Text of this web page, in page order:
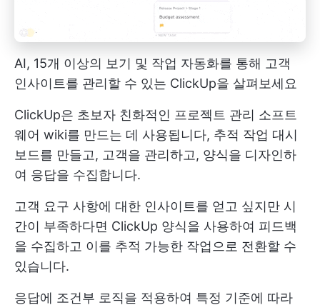
AI, 15개 이상의 보기 및 작업 자동화를 통해 고객
인사이트를 관리할 수 있는 ClickUp을 살펴보세요
ClickUp은 초보자 친화적인 프로젝트 관리 소프트
웨어 wiki를 만드는 데 사용됩니다, 추적 작업 대시
보드를 만들고, 고객을 관리하고, 양식을 디자인하
여 응답을 수집합니다.
고객 요구 사항에 대한 인사이트를 얻고 싶지만 시
간이 부족하다면 ClickUp 양식을 사용하여 피드백
을 수집하고 이를 추적 가능한 작업으로 전환할 수
있습니다.
응답에 조건부 로직을 적용하여 특정 기준에 따라